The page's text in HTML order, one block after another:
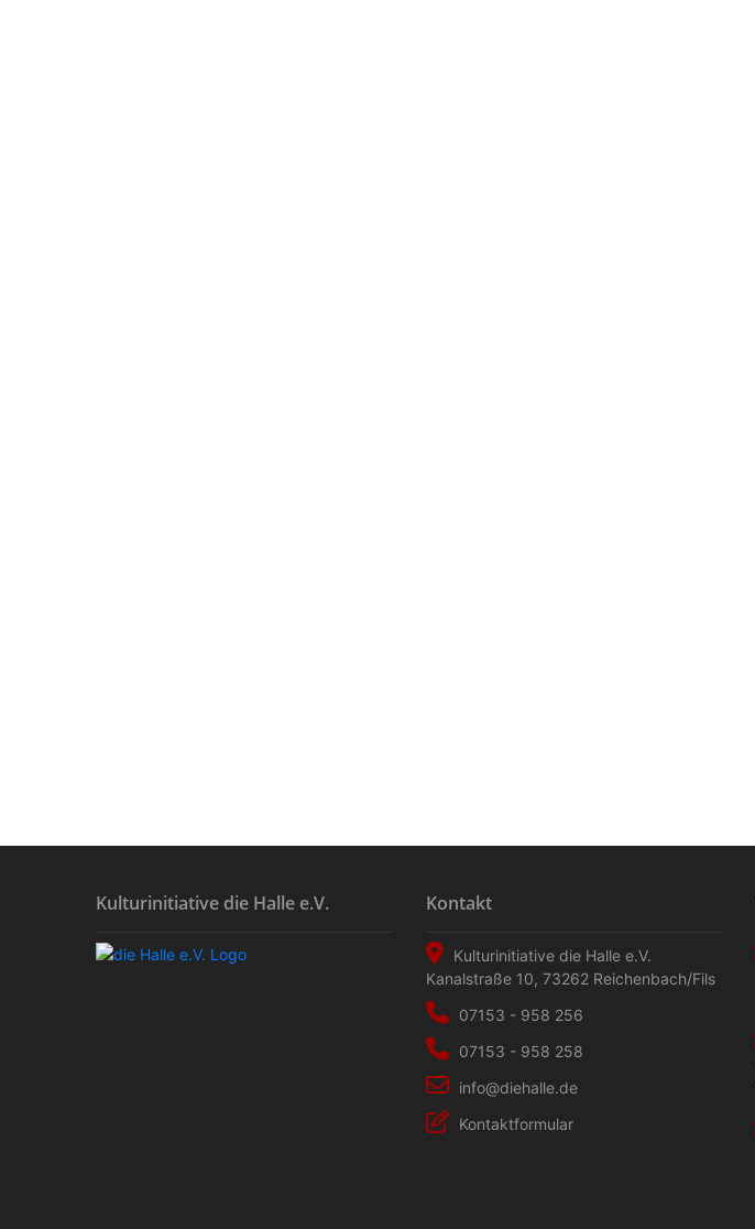
Kulturinitiative die Halle e.V. Kontakt
Kulturinitiative die Halle e.V.
Kanalstraße 10, 73262 Reichenbach/Fils
07153 - 958 256
07153 - 958 258
info@diehalle.de
Kontaktformular